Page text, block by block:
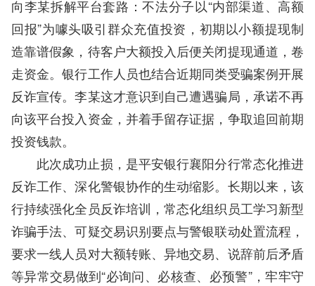
向李某拆解平台套路：不法分子以“内部渠道、高额
回报”为噱头吸引群众充值投资，初期以小额提现制
造靠谱假象，待客户大额投入后便关闭提现通道，卷
走资金。银行工作人员也结合近期同类受骗案例开展
反诈宣传。李某这才意识到自己遭遇骗局，承诺不再
向该平台投入资金，并着手留存证据，争取追回前期
投资钱款。
此次成功止损，是平安银行襄阳分行常态化推进
反诈工作、深化警银协作的生动缩影。长期以来，该
行持续强化全员反诈培训，常态化组织员工学习新型
诈骗手法、可疑交易识别要点与警银联动处置流程，
要求一线人员对大额转账、异地交易、说辞前后矛盾
等异常交易做到“必询问、必核查、必预警”，牢牢守